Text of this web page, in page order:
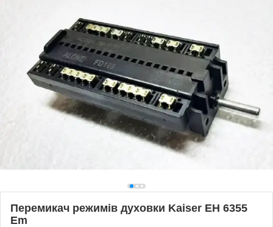
Перемикач режимів духовки Kaiser EH 6355
Em